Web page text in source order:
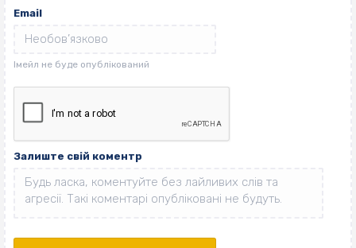
Email
Залиште свій коментр